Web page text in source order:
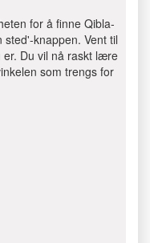
for å finne Qibla-
knappen. Vent til
er. Du vil nå raskt lære
som trengs for